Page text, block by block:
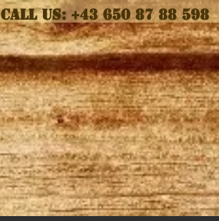
CALL US: +43 650 87 88 598